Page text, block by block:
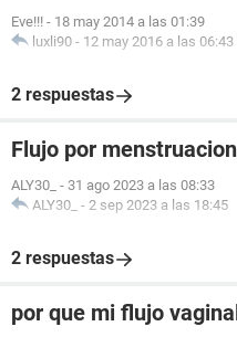
Eve!!! - 18 may 2014 a las 01:39
luxli90 - 12 may 2016 a las 06:43
2 respuestas
Flujo por
ALY30_ - 31 ago 2023 a las 08:33
ALY30_ - 2 sep 2023 a las 18:45
2 respuestas
por que mi flujo